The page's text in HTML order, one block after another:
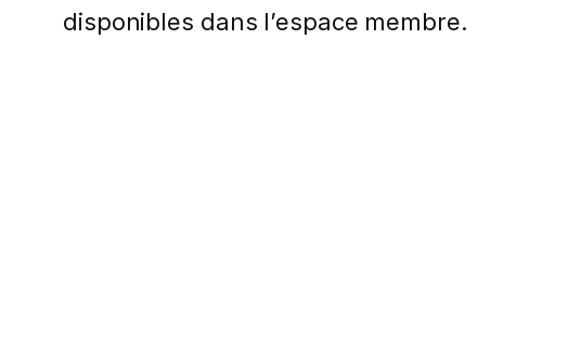
disponibles dans l’espace membre.